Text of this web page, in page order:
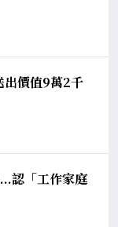
價值9萬2千
認「工作家庭